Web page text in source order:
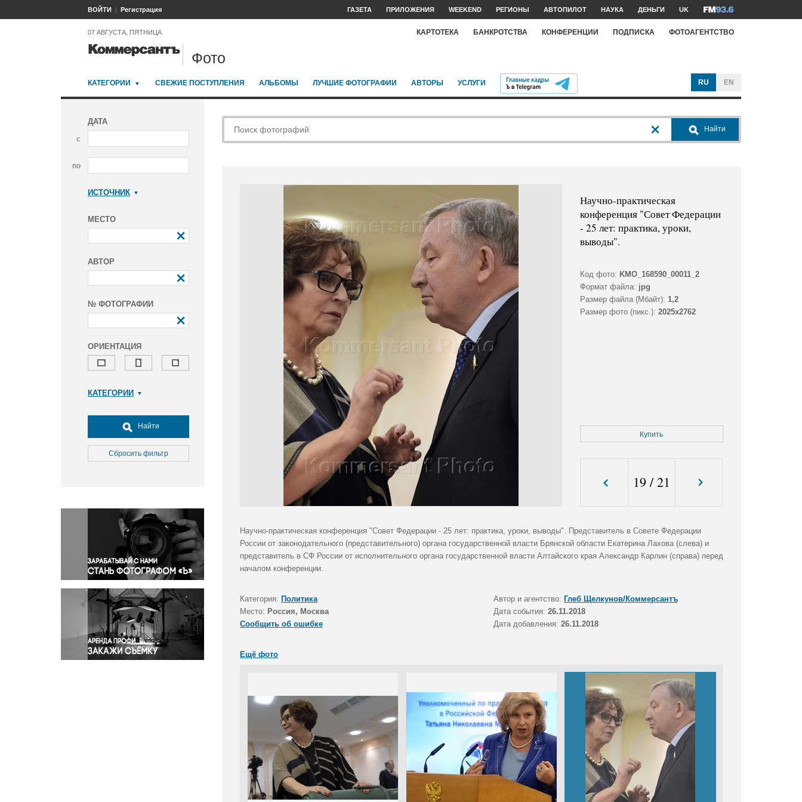
ВОЙТИ Регистрация ГАЗЕТА ПРИЛОЖЕНИЯ WEEKEND РЕГИОНЫ АВТОПИЛОТ НАУКА ДЕНЬГИ UK
07 АВГУСТА, ПЯТНИЦА КАРТОТЕКА БАНКРОТСТВА КОНФЕРЕНЦИИ ПОДПИСКА ФОТОАГЕНТСТВО
Фото
КАТЕГОРИИ СВЕЖИЕ ПОСТУПЛЕНИЯ АЛЬБОМЫ ЛУЧШИЕ ФОТОГРАФИИ АВТОРЫ УСЛУГИ RU EN
ДАТА
с
по
ИСТОЧНИК
МЕСТО
АВТОР
№ ФОТОГРАФИИ
ОРИЕНТАЦИЯ
КАТЕГОРИИ
Досуг, туризм и отдых
Культура
Медицина
Окружающая среда
Политика
Правосудие
Происшествия и конфликты
Религия
Светская жизнь
Спорт
Экология
Экономика и бизнес
Найти
Сбросить фильтр
Найти
Научно-практическая
конференция "Совет Федерации
- 25 лет: практика, уроки,
выводы".
Код фото: KMO_168590_00011_2
Формат файла: jpg
Размер файла (Мбайт): 1,2
Размер фото (пикс.): 2025x2762
Купить
19 /21
Научно-практическая конференция "Совет Федерации - 25 лет: практика, уроки, выводы". Представитель в Совете Федерации
России от законодательного (представительного) органа государственной власти Брянской области Екатерина Лахова (слева) и
представитель в СФ России от исполнительного органа государственной власти Алтайского края Александр Карлин (справа) перед
началом конференции.
Категория: Политика Автор и агентство: Глеб Щелкунов/Коммерсантъ
Место: Россия, Москва Дата события: 26.11.2018
Сообщить об ошибке
Дата добавления: 26.11.2018
Ещё фото